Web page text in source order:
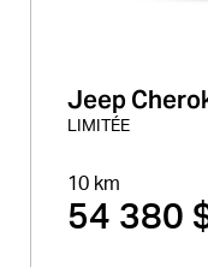
Jeep
LIMITÉE
10 km
54 380